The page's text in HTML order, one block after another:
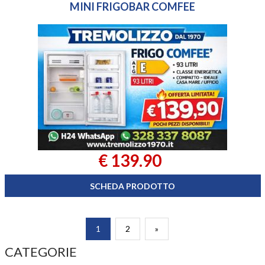
MINI FRIGOBAR COMFEE
€ 139.90
SCHEDA PRODOTTO
1 2 »
CATEGORIE